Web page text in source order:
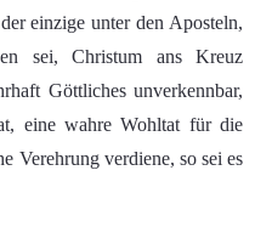
einzige unter den Aposteln,
sei, Christum ans Kreuz
Göttliches unverkennbar,
eine wahre Wohltat für die
Verehrung verdiene, so sei es